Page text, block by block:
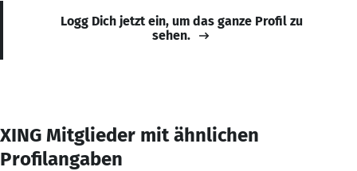
Logg Dich jetzt ein, um das ganze Profil zu
sehen.
XING Mitglieder mit ähnlichen
Profilangaben